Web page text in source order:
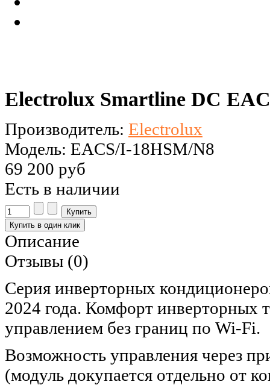
Electrolux Smartline DC
Производитель: Electrolux
Модель: EACS/I-18HSM/N8
69 200 руб
Есть в наличии
Описание
Отзывы (0)
Серия инверторных
2024 года. Комфорт инверторных
управлением без границ по Wi-Fi.
Возможность управления через
(модуль докупается отдельно от